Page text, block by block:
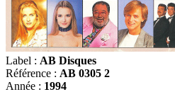
Label : AB Disques
Référence : AB 0305 2
Année : 1994